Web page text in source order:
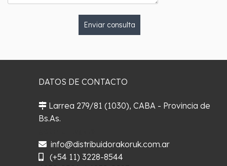
Enviar consulta
DATOS DE CONTACTO
Larrea 279/81 (1030), CABA - Provincia de
Bs.As.
info@distribuidorakoruk.com.ar
(+54 11) 3228-8544